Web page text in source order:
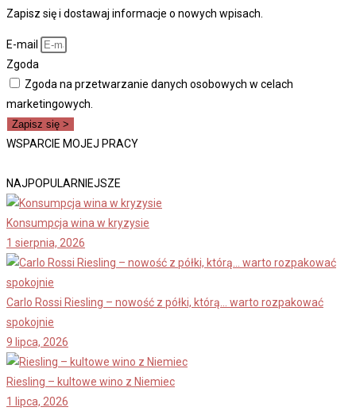
Zapisz się i dostawaj informacje o nowych wpisach.
E-mail
Zgoda
Zgoda na przetwarzanie danych osobowych w celach
marketingowych.
Zapisz się >
WSPARCIE MOJEJ PRACY
NAJPOPULARNIEJSZE
Konsumpcja wina w kryzysie
1 sierpnia, 2026
Carlo Rossi Riesling – nowość z półki, którą… warto rozpakować
spokojnie
9 lipca, 2026
Riesling – kultowe wino z Niemiec
1 lipca, 2026